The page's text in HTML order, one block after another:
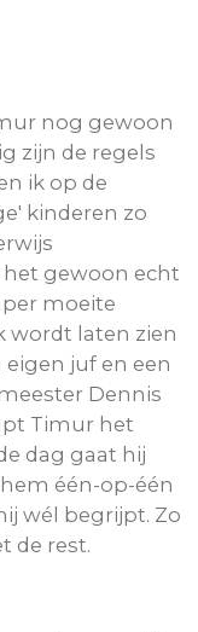
nog gewoon
zijn de regels
ik op de
kinderen zo
gewoon echt
moeite
wordt laten zien
juf en een
Dennis
Timur het
dag gaat hij
één-op-één
wél begrijpt. Zo
de rest.